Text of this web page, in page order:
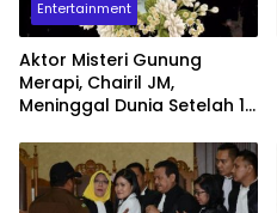
Entertainment
Aktor Misteri Gunung
Merapi, Chairil JM,
Meninggal Dunia Setelah 11